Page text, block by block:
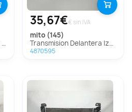
35,67€€ sin IVA
mito (145)
Transmision Delantera Izquierda Para Alfa Romeo Mito
4870595